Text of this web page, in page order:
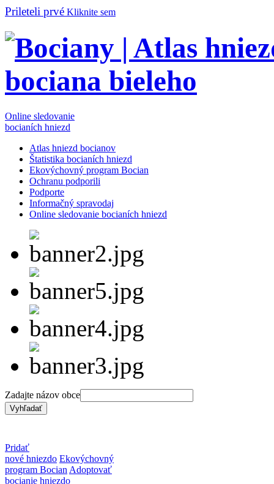
Prileteli prvé Kliknite sem
Online sledovanie
bocianích hniezd
Atlas hniezd bocianov
Štatistika bocianích hniezd
Ekovýchovný program Bocian
Ochranu podporili
Podporte
Informačný spravodaj
Online sledovanie bocianích hniezd
Zadajte názov obce
Pridať
nové hniezdo Ekovýchovný
program Bocian Adoptovať
bocianie hniezdo